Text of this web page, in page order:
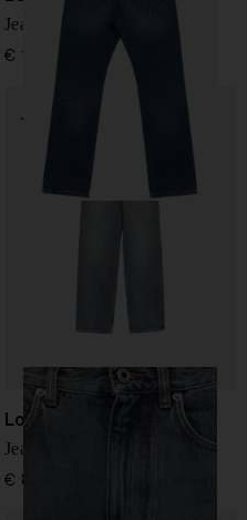
Jeans Dana
€ 180,00
Loewe
Jeans in denim Anagram
€ 820,00